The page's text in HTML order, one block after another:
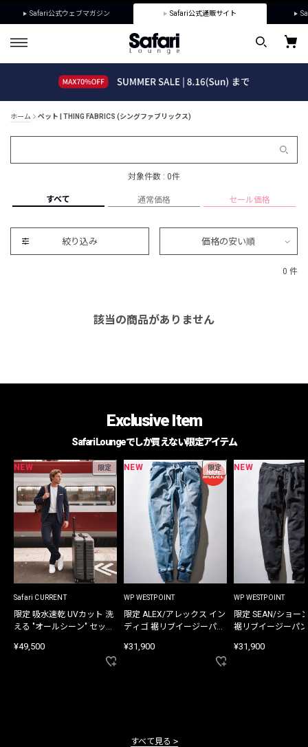
Safari公式ウェブマガジン Safari公式通販サイト
ホーム ペット | THING FABRICS (シングファブリックス)
対象件数 : 0件
すべて 通常価格 セール価格
絞り込み 価格の安い順
0 件
該当の商品がありません
Exclusive Item
Safari Loungeでしか買えない限定アイテム
NEW 限定
Safari CURRENT
限定 吸水速乾 UVカット 洗
える "オールシーン" セット
¥49,500
NEW 限定
WP WESTPOINT
限定 ALEX/アレックス イン
ディゴ 裾リブイージーパン
¥31,900
NEW
WP WESTPOINT
限定 SEAN/ショー
裾リブイージーパ
¥31,900
すべて見る